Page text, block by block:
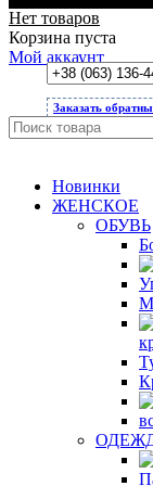
Нет товаров
Корзина пуста
Мой аккаунт
Заказать
Новинки
ЖЕНСКОЕ
ОБУВЬ